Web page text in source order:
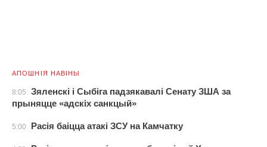
АПОШНІЯ НАВІНЫ
8:05
Зяленскі і Сыбіга падзякавалі Сенату ЗША за
прыняцце «адскіх санкцый»
5:00 Расія баіцца атакі ЗСУ на Камчатку